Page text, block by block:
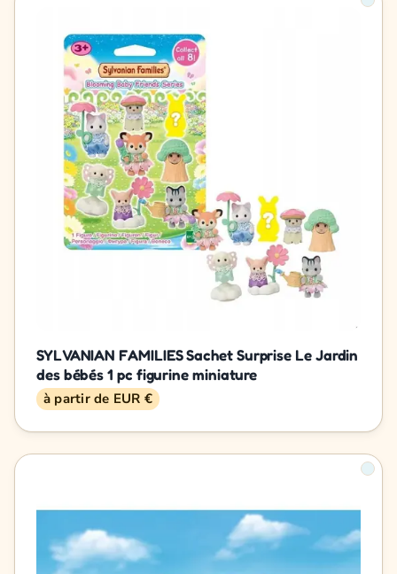
SYLVANIAN FAMILIES Sachet Surprise Le Jardin
des bébés 1 pc figurine miniature
à partir de EUR €